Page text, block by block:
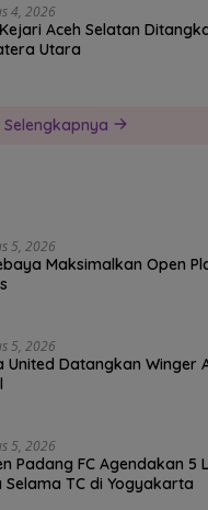
4, 2026
Aceh Selatan
Utara
Selengkapnya
5, 2026
Maksimalkan Open
5, 2026
United Datangkan Winger
5, 2026
Padang FC Agendakan 5
Selama TC di Yogyakarta